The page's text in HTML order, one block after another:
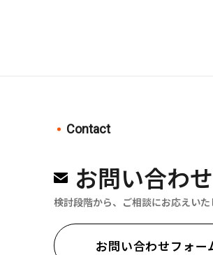
Contact
お問い合わ
検討段階から、ご相談にお応えいた
お問い合わせフォー